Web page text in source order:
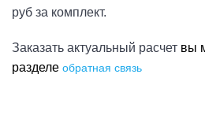
руб за комплект.
Заказать актуальный расчет вы
разделе обратная связь